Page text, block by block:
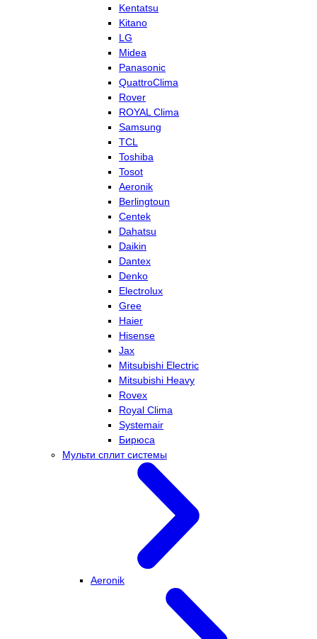
Kentatsu
Kitano
LG
Midea
Panasonic
QuattroClima
Rover
ROYAL Clima
Samsung
TCL
Toshiba
Tosot
Aeronik
Berlingtoun
Centek
Dahatsu
Daikin
Dantex
Denko
Electrolux
Gree
Haier
Hisense
Jax
Mitsubishi Electric
Mitsubishi Heavy
Rovex
Royal Clima
Systemair
Бирюса
Мульти сплит системы
Aeronik